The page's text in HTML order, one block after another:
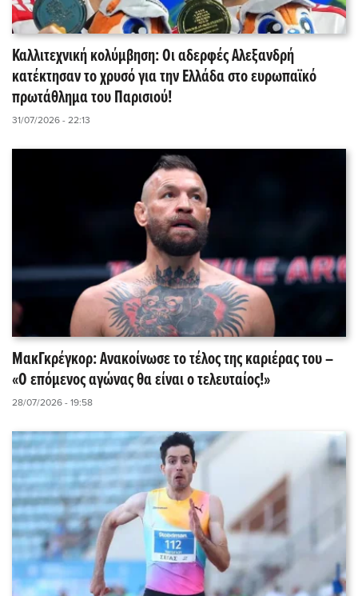
Καλλιτεχνική κολύμβηση: Οι αδερφές Αλεξανδρή
κατέκτησαν το χρυσό για την Ελλάδα στο ευρωπαϊκό
πρωτάθλημα του Παρισιού!
31/07/2026 - 22:13
ΜακΓκρέγκορ: Ανακοίνωσε το τέλος της καριέρας του –
«Ο επόμενος αγώνας θα είναι ο τελευταίος!»
28/07/2026 - 19:58